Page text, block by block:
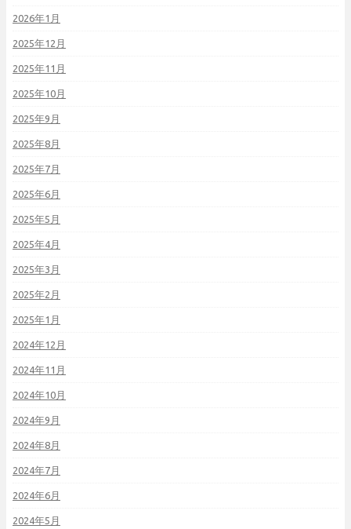
2026年1月
2025年12月
2025年11月
2025年10月
2025年9月
2025年8月
2025年7月
2025年6月
2025年5月
2025年4月
2025年3月
2025年2月
2025年1月
2024年12月
2024年11月
2024年10月
2024年9月
2024年8月
2024年7月
2024年6月
2024年5月